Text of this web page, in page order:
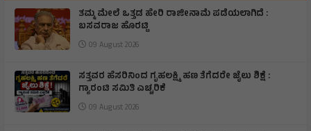
ತಮ್ಮ ಮೇಲೆ ಒತ್ತಡ ಹೇರಿ ರಾಜೀನಾಮೆ ಪಡೆಯಲಾಗಿದೆ :
ಬಸವರಾಜ ಹೊರಟ್ಟಿ
09 August 2026
ಸತ್ತವರ ಹೆಸರಿನಿಂದ ಗೃಹಲಕ್ಷ್ಮಿ ಹಣ ತೆಗೆದರೇ ಜೈಲು ಶಿಕ್ಷೆ :
ಗ್ಯಾರಂಟಿ ಸಮಿತಿ ಎಚ್ಚರಿಕೆ
09 August 2026